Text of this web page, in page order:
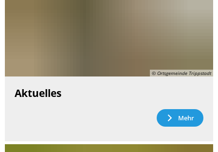
© Ortsgemeinde Trippstadt
Aktuelles
Mehr